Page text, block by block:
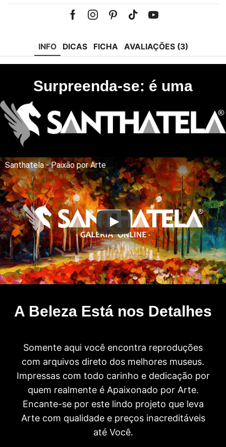
Facebook
Instagram
Pinterest
Tik-Youtube
INFO DICAS FICHA AVALIAÇÕES (3)
Surpreenda-se: é uma
Santhatela - Paixão por Arte
A Beleza Está nos Detalhes
Somente aqui você encontra reproduções
com arquivos direto dos melhores museus.
Impressas com todo carinho e dedicação por
quem realmente é Apaixonado por Arte.
Encante-se por este lindo projeto que leva
Arte com qualidade e preços inacreditáveis
até Você.